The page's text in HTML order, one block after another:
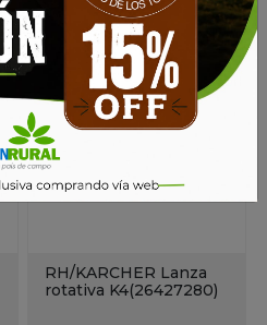
RH/KARCHER Lanza
rotativa K4(26427280)